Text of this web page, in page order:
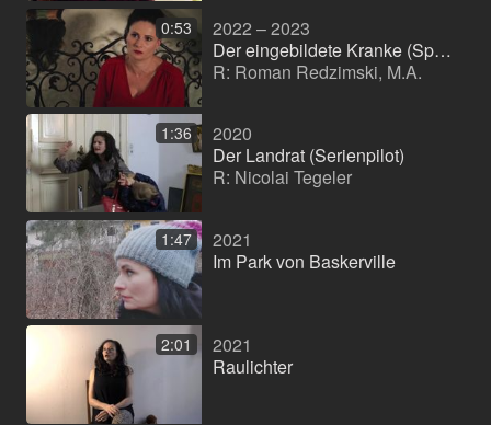
0:53
2022 – 2023
Der eingebildete Kranke (Spielfilm)
R: Roman Redzimski, M.A.
1:36
2020
Der Landrat (Serienpilot)
R: Nicolai Tegeler
1:47
2021
Im Park von Baskerville
2:01
2021
Raulichter